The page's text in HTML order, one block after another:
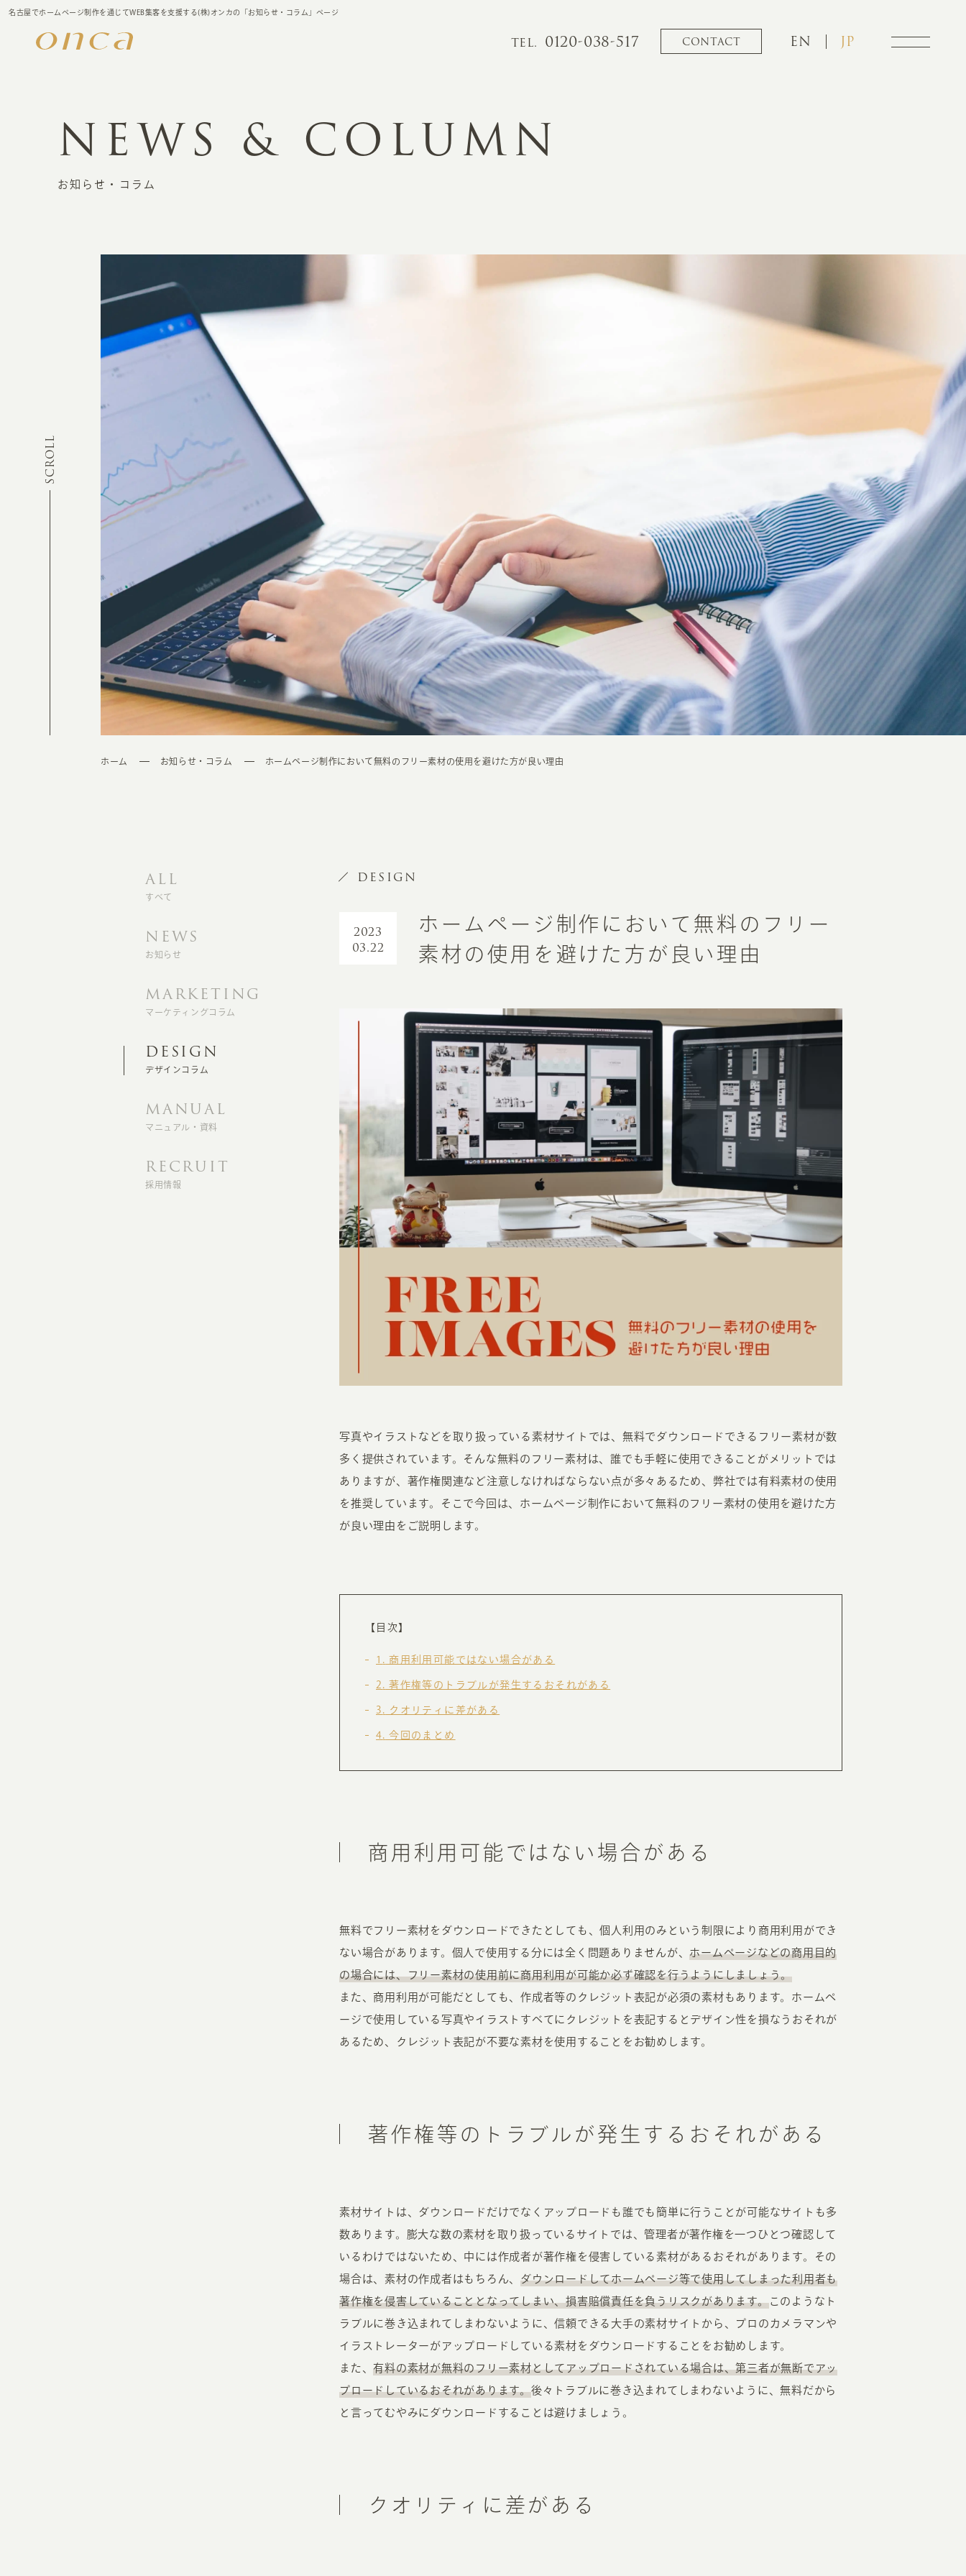
名古屋でホームページ制作を通じてWEB集客を支援する(株)オンカの「お知らせ・コラム」ページ
TEL. 0120-038-517 CONTACT EN JP
INFORMATION
ホーム
制作実績
ホームページ集客の重要性
ホームページ制作の流れ
お知らせ・コラム
ABOUT
CREATION
オンカのホームページ制作
クライアント専属チームによる戦略会議
あらゆる閲覧環境を想定したレスポンシブデザイン
流入状況を分析・改善するアクセス解析
NEWS & COLUMN
お知らせ・コラム
SCROLL
ホーム お知らせ・コラム ホームページ制作において無料のフリー素材の使用を避けた方が良い理由
ALL
すべて
NEWS
お知らせ
MARKETING
マーケティングコラム
DESIGN
デザインコラム
MANUAL
マニュアル・資料
RECRUIT
採用情報
DESIGN
ホームページ制作において無料のフリー
素材の使用を避けた方が良い理由
2023
03.22
写真やイラストなどを取り扱っている素材サイトでは、無料でダウンロードできるフリー素材が数
多く提供されています。そんな無料のフリー素材は、誰でも手軽に使用できることがメリットでは
ありますが、著作権関連など注意しなければならない点が多々あるため、弊社では有料素材の使用
を推奨しています。そこで今回は、ホームページ制作において無料のフリー素材の使用を避けた方
が良い理由をご説明します。
【目次】
1 商用利用可能ではない場合がある
2 著作権等のトラブルが発生するおそれがある
3 クオリティに差がある
4 今回のまとめ
商用利用可能ではない場合がある
無料でフリー素材をダウンロードできたとしても、個人利用のみという制限により商用利用ができ
ない場合があります。個人で使用する分には全く問題ありませんが、ホームページなどの商用目的
の場合には、フリー素材の使用前に商用利用が可能か必ず確認を行うようにしましょう。
また、商用利用が可能だとしても、作成者等のクレジット表記が必須の素材もあります。ホームペ
ージで使用している写真やイラストすべてにクレジットを表記するとデザイン性を損なうおそれが
あるため、クレジット表記が不要な素材を使用することをお勧めします。
著作権等のトラブルが発生するおそれがある
素材サイトは、ダウンロードだけでなくアップロードも誰でも簡単に行うことが可能なサイトも多
数あります。膨大な数の素材を取り扱っているサイトでは、管理者が著作権を一つひとつ確認して
いるわけではないため、中には作成者が著作権を侵害している素材があるおそれがあります。その
場合は、素材の作成者はもちろん、 ダウンロードしてホームページ等で使用してしまった利用者も
著作権を侵害していることとなってしまい、損害賠償責任を負うリスクがあります。このようなト
ラブルに巻き込まれてしまわないように、信頼できる大手の素材サイトから、プロのカメラマンや
イラストレーターがアップロードしている素材をダウンロードすることをお勧めします。
また、有料の素材が無料のフリー素材としてアップロードされている場合は、第三者が無断でアッ
プロードしているおそれがあります。後々トラブルに巻き込まれてしまわないように、無料だから
と言ってむやみにダウンロードすることは避けましょう。
クオリティに差がある